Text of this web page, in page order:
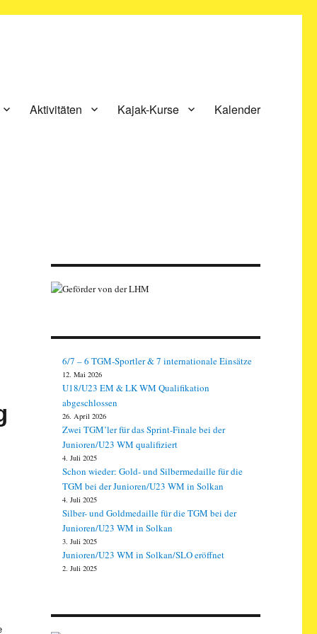
Aktivitäten Kajak-Kurse Kalender
6/7 – 6 TGM-Sportler & 7 internationale Einsätze
12. Mai 2026
U18/U23 EM & LK WM Qualifikation
abgeschlossen
26. April 2026
Zwei TGM’ler für das Sprint-Finale bei der
Junioren/U23 WM qualifiziert
4. Juli 2025
Schon wieder: Gold- und Silbermedaille für die
TGM bei der Junioren/U23 WM in Solkan
4. Juli 2025
Silber- und Goldmedaille für die TGM bei der
Junioren/U23 WM in Solkan
3. Juli 2025
Junioren/U23 WM in Solkan/SLO eröffnet
2. Juli 2025